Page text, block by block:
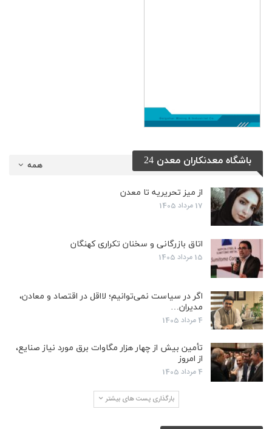
همه باشگاه معدنکاران معدن 24
از میز تحریریه تا معدن
17 مرداد 1405
اتاق بازرگانی و سخنان تکراری کهنگان
15 مرداد 1405
اگر در سیاست نمی‌توانیم؛ لااقل در اقتصاد و معادن،
مدیران…
4 مرداد 1405
تأمین بیش از چهار هزار مگاوات برق مورد نیاز صنایع،
از امروز
4 مرداد 1405
بارگذاری پست های بیشتر